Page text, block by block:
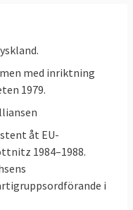
med inriktning
1979.
åt EU-
1984–1988.
i